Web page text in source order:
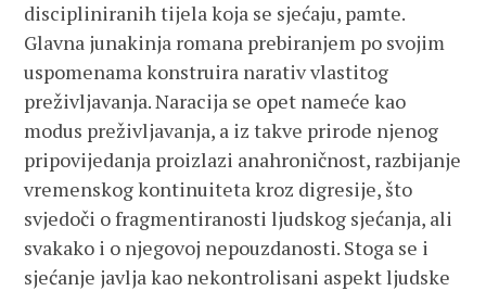
discipliniranih tijela koja se sjećaju, pamte.
Glavna junakinja romana prebiranjem po svojim
uspomenama konstruira narativ vlastitog
preživljavanja. Naracija se opet nameće kao
modus preživljavanja, a iz takve prirode njenog
pripovijedanja proizlazi anahroničnost, razbijanje
vremenskog kontinuiteta kroz digresije, što
svjedoči o fragmentiranosti ljudskog sjećanja, ali
svakako i o njegovoj nepouzdanosti. Stoga se i
sjećanje javlja kao nekontrolisani aspekt ljudske